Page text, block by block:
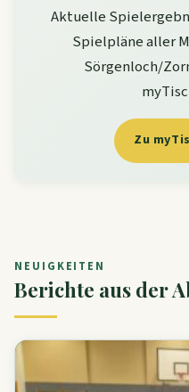
Aktuelle
Spielpläne aller
Sörgenloch/
Zu
NEUIGKEITEN
Berichte aus der